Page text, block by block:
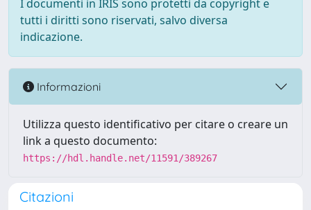
I documenti in IRIS sono protetti da copyright e
tutti i diritti sono riservati, salvo diversa
indicazione.
Informazioni
Utilizza questo identificativo per citare o creare un
link a questo documento:
https://hdl.handle.net/11591/389267
Citazioni